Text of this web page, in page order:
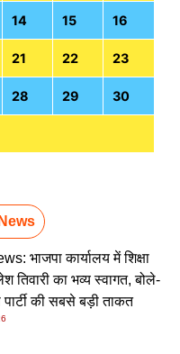
14 15 16
21 22 23
28 29 30
भाजपा कार्यालय में शिक्षा
तिवारी का भव्य स्वागत, बोले-
पार्टी की सबसे बड़ी ताकत